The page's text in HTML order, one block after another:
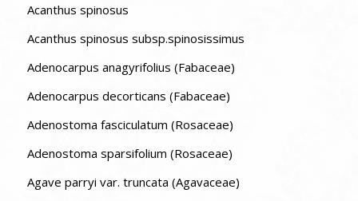
Acanthus spinosus
Acanthus spinosus subsp.spinosissimus
Adenocarpus anagyrifolius (Fabaceae)
Adenocarpus decorticans (Fabaceae)
Adenostoma fasciculatum (Rosaceae)
Adenostoma sparsifolium (Rosaceae)
Agave parryi var. truncata (Agavaceae)